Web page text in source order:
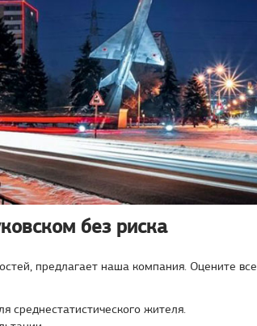
без риска
предлагает наша компания. Оцените все
среднестатистического жителя.